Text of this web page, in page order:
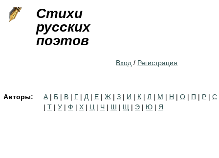
Стихи
русских
поэтов
Вход / Регистрация
Авторы: А | Б | В | Г | Д | Е | Ж | З | И | К | Л | М | Н | О | П | Р | С
| Т | У | Ф | Х | Ц | Ч | Ш | Щ | Э | Ю | Я